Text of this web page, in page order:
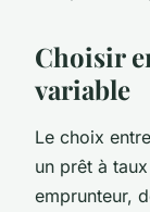
Choisir
variable
Le choix
un prêt à
emprunteur,